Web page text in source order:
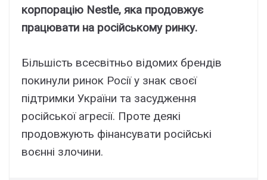
корпорацію Nestle, яка продовжує
працювати на російському ринку.
Більшість всесвітньо відомих брендів
покинули ринок Росії у знак своєї
підтримки України та засудження
російської агресії. Проте деякі
продовжують фінансувати російські
воєнні злочини.